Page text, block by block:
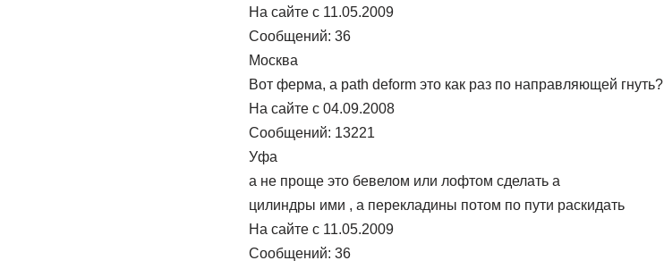
На сайте c 11.05.2009
Сообщений: 36
Москва
Вот ферма, а path deform это как раз по направляющей гнуть?
На сайте c 04.09.2008
Сообщений: 13221
Уфа
а не проще это бевелом или лофтом сделать а
цилиндры ими , а перекладины потом по пути раскидать
На сайте c 11.05.2009
Сообщений: 36